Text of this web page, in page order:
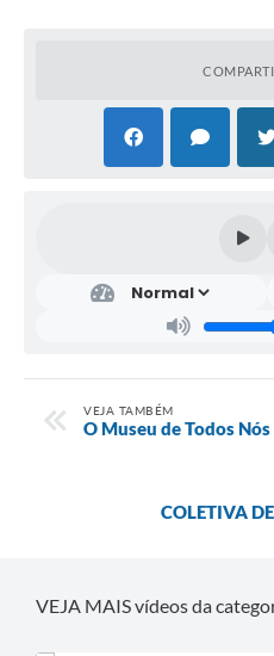
VEJA TAMBÉM
O Museu de Todos
COLETIVA
VEJA MAIS vídeos da